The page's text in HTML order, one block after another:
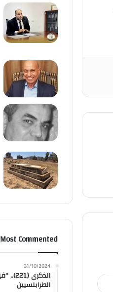
Most Commented
31/10/2024
الطرابلسيين